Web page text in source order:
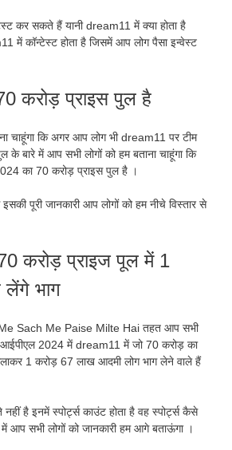
कर सकते हैं यानी dream11 में क्या होता है
में कॉन्टेस्ट होता है जिसमें आप लोग पैसा इन्वेस्ट
करोड़ प्राइस पुल है
चाहूंगा कि अगर आप लोग भी dream11 पर टीम
बारे में आप सभी लोगों को हम बताना चाहूंगा कि
का 70 करोड़ प्राइस पुल है ।
पूरी जानकारी आप लोगों को हम नीचे विस्तार से
करोड़ प्राइज पूल में 1
लेंगे भाग
Sach Me Paise Milte Hai तहत आप सभी
आईपीएल 2024 में dream11 में जो 70 करोड़ का
1 करोड़ 67 लाख आदमी लोग भाग लेने वाले हैं
है इनमें स्पोर्ट्स काउंट होता है वह स्पोर्ट्स कैसे
आप सभी लोगों को जानकारी हम आगे बताऊंगा ।